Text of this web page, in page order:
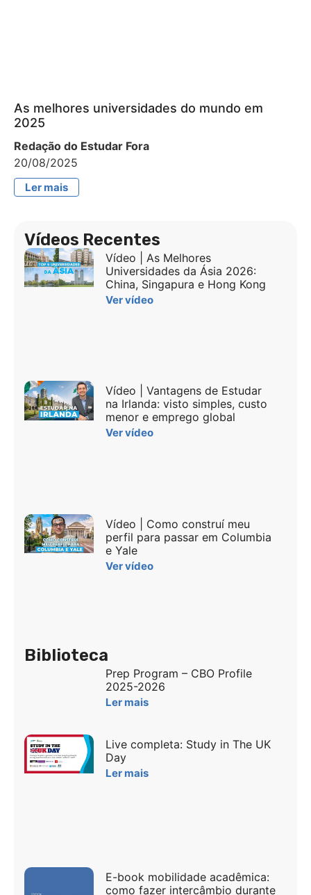
As melhores universidades do mundo em
2025
Redação do Estudar Fora
20/08/2025
Ler mais
Vídeos Recentes
Vídeo | As Melhores
Universidades da Ásia 2026:
China, Singapura e Hong Kong
Ver vídeo
Vídeo | Vantagens de Estudar
na Irlanda: visto simples, custo
menor e emprego global
Ver vídeo
Vídeo | Como construí meu
perfil para passar em Columbia
e Yale
Ver vídeo
Biblioteca
Prep Program – CBO Profile
2025-2026
Ler mais
Live completa: Study in The UK
Day
Ler mais
E-book mobilidade acadêmica:
como fazer intercâmbio durante